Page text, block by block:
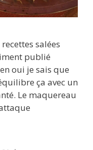
salées
publié
oui je sais que
ça avec un
Le maquereau